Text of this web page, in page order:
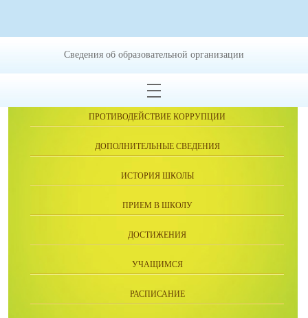
ОБРАЩЕНИЯ ГРАЖДАН
ПРОТИВОДЕЙСТВИЕ КОРРУПЦИИ
ДОПОЛНИТЕЛЬНЫЕ СВЕДЕНИЯ
ИСТОРИЯ ШКОЛЫ
ПРИЕМ В ШКОЛУ
ДОСТИЖЕНИЯ
УЧАЩИМСЯ
РАСПИСАНИЕ
Сведения об образовательной организации